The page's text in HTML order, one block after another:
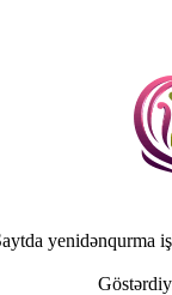
yenidənqurma